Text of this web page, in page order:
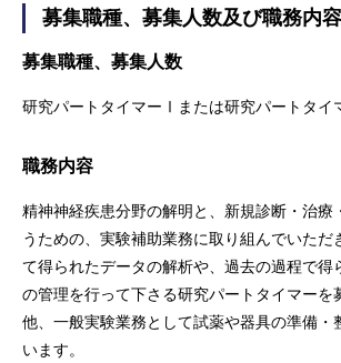
募集職種、募集人数及び職務内容
募集職種、募集人数
研究パートタイマーⅠまたは研究パートタイ
職務内容
精神神経疾患分野の解明と、新規診断・治療
うための、実験補助業務に取り組んでいただ
て得られたデータの解析や、過去の過程で得
の管理を行って下さる研究パートタイマーを
他、一般実験業務として試薬や器具の準備・
います。